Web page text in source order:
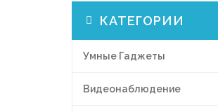
КАТЕГОРИИ
Умные Гаджеты
Видеонаблюдение